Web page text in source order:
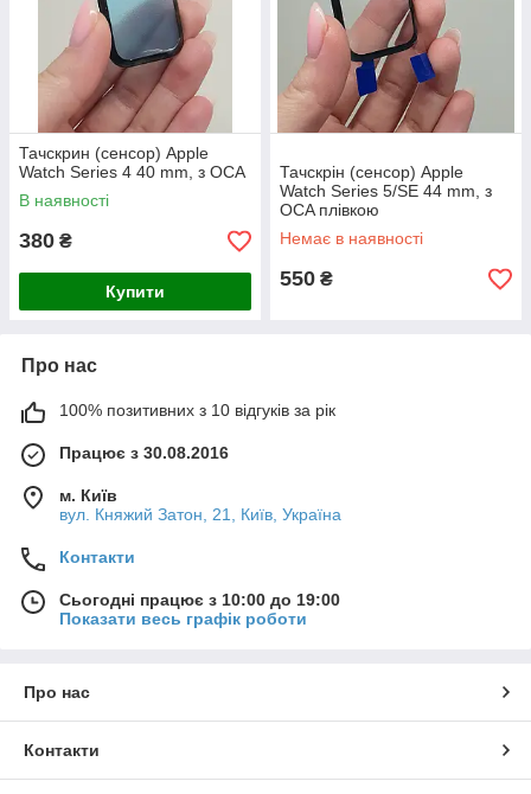
Тачскрин (сенсор) Apple
Watch Series 4 40 mm, з OCA
В наявності
380 ₴
Купити
Тачскрін (сенсор) Apple
Watch Series 5/SE 44 mm, з
OCA плівкою
Немає в наявності
550 ₴
Про нас
100% позитивних з 10 відгуків за рік
Працює з 30.08.2016
м. Київ
вул. Княжий Затон, 21, Київ, Україна
Контакти
Сьогодні працює з 10:00 до 19:00
Показати весь графік роботи
Про нас
Контакти